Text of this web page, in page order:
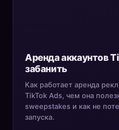
Аренда аккаунтов
забанить
Как работает аренда
TikTok Ads, чем она
sweepstakes и как не
запуска.